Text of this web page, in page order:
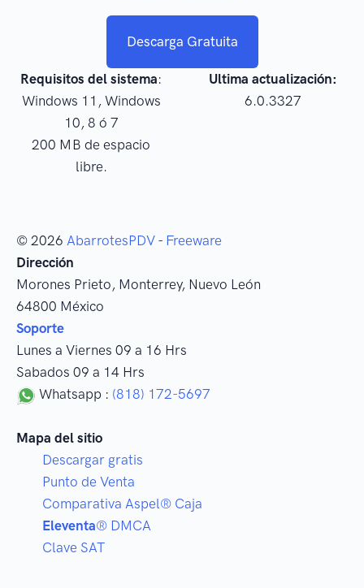
Descarga Gratuita
Requisitos del sistema:
Windows 11, Windows
10, 8 ó 7
200 MB de espacio
libre.
Ultima actualización:
6.0.3327
© 2026 AbarrotesPDV - Freeware
Dirección
Morones Prieto, Monterrey, Nuevo León
64800 México
Soporte
Lunes a Viernes 09 a 16 Hrs
Sabados 09 a 14 Hrs
Whatsapp : (818) 172-5697
Mapa del sitio
Descargar gratis
Punto de Venta
Comparativa Aspel® Caja
Eleventa® DMCA
Clave SAT